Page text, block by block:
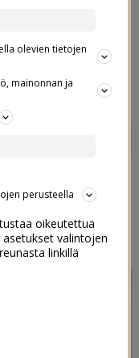
kanssa
2kk Viaplay–paketin
olevien tietojen
mainonnan ja
perusteella
oikeutettua
asetukset valintojen
linkillä